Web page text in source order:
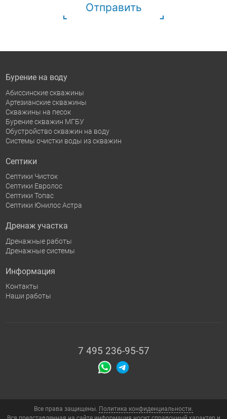
Отправить
Бурение на воду
Абиссинские скважины
Артезианские скважины
Скважины на песок
Бурение скважин МГБУ
Обустройство скважин на воду
Системы очистки воды из скважин
Септики
Септики Чисток
Септики Евролос
Септики Топас
Септики Юнилос Астра
Дренаж участка
Дренажные работы
Дренажные системы
Информация
Контакты
Наши работы
7 495 236-95-57
Все права защищены. Политика конфиденциальности.